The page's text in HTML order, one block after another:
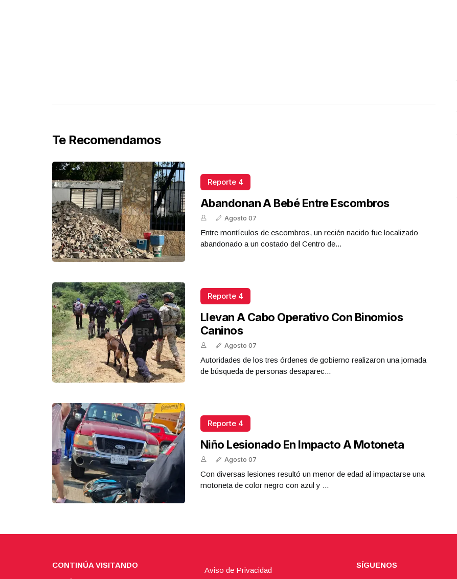
Te Recomendamos
Reporte 4
Abandonan A Bebé Entre Escombros
Agosto 07
Entre montículos de escombros, un recién nacido fue localizado
abandonado a un costado del Centro de...
Reporte 4
Llevan A Cabo Operativo Con Binomios
Caninos
Agosto 07
Autoridades de los tres órdenes de gobierno realizaron una jornada
de búsqueda de personas desaparec...
Reporte 4
Niño Lesionado En Impacto A Motoneta
Agosto 07
Con diversas lesiones resultó un menor de edad al impactarse una
motoneta de color negro con azul y ...
Octubre 2025 | Presidenta Claudia Sheinbaum.
CONTINÚA VISITANDO
Aviso de Privacidad
SÍGUENOS